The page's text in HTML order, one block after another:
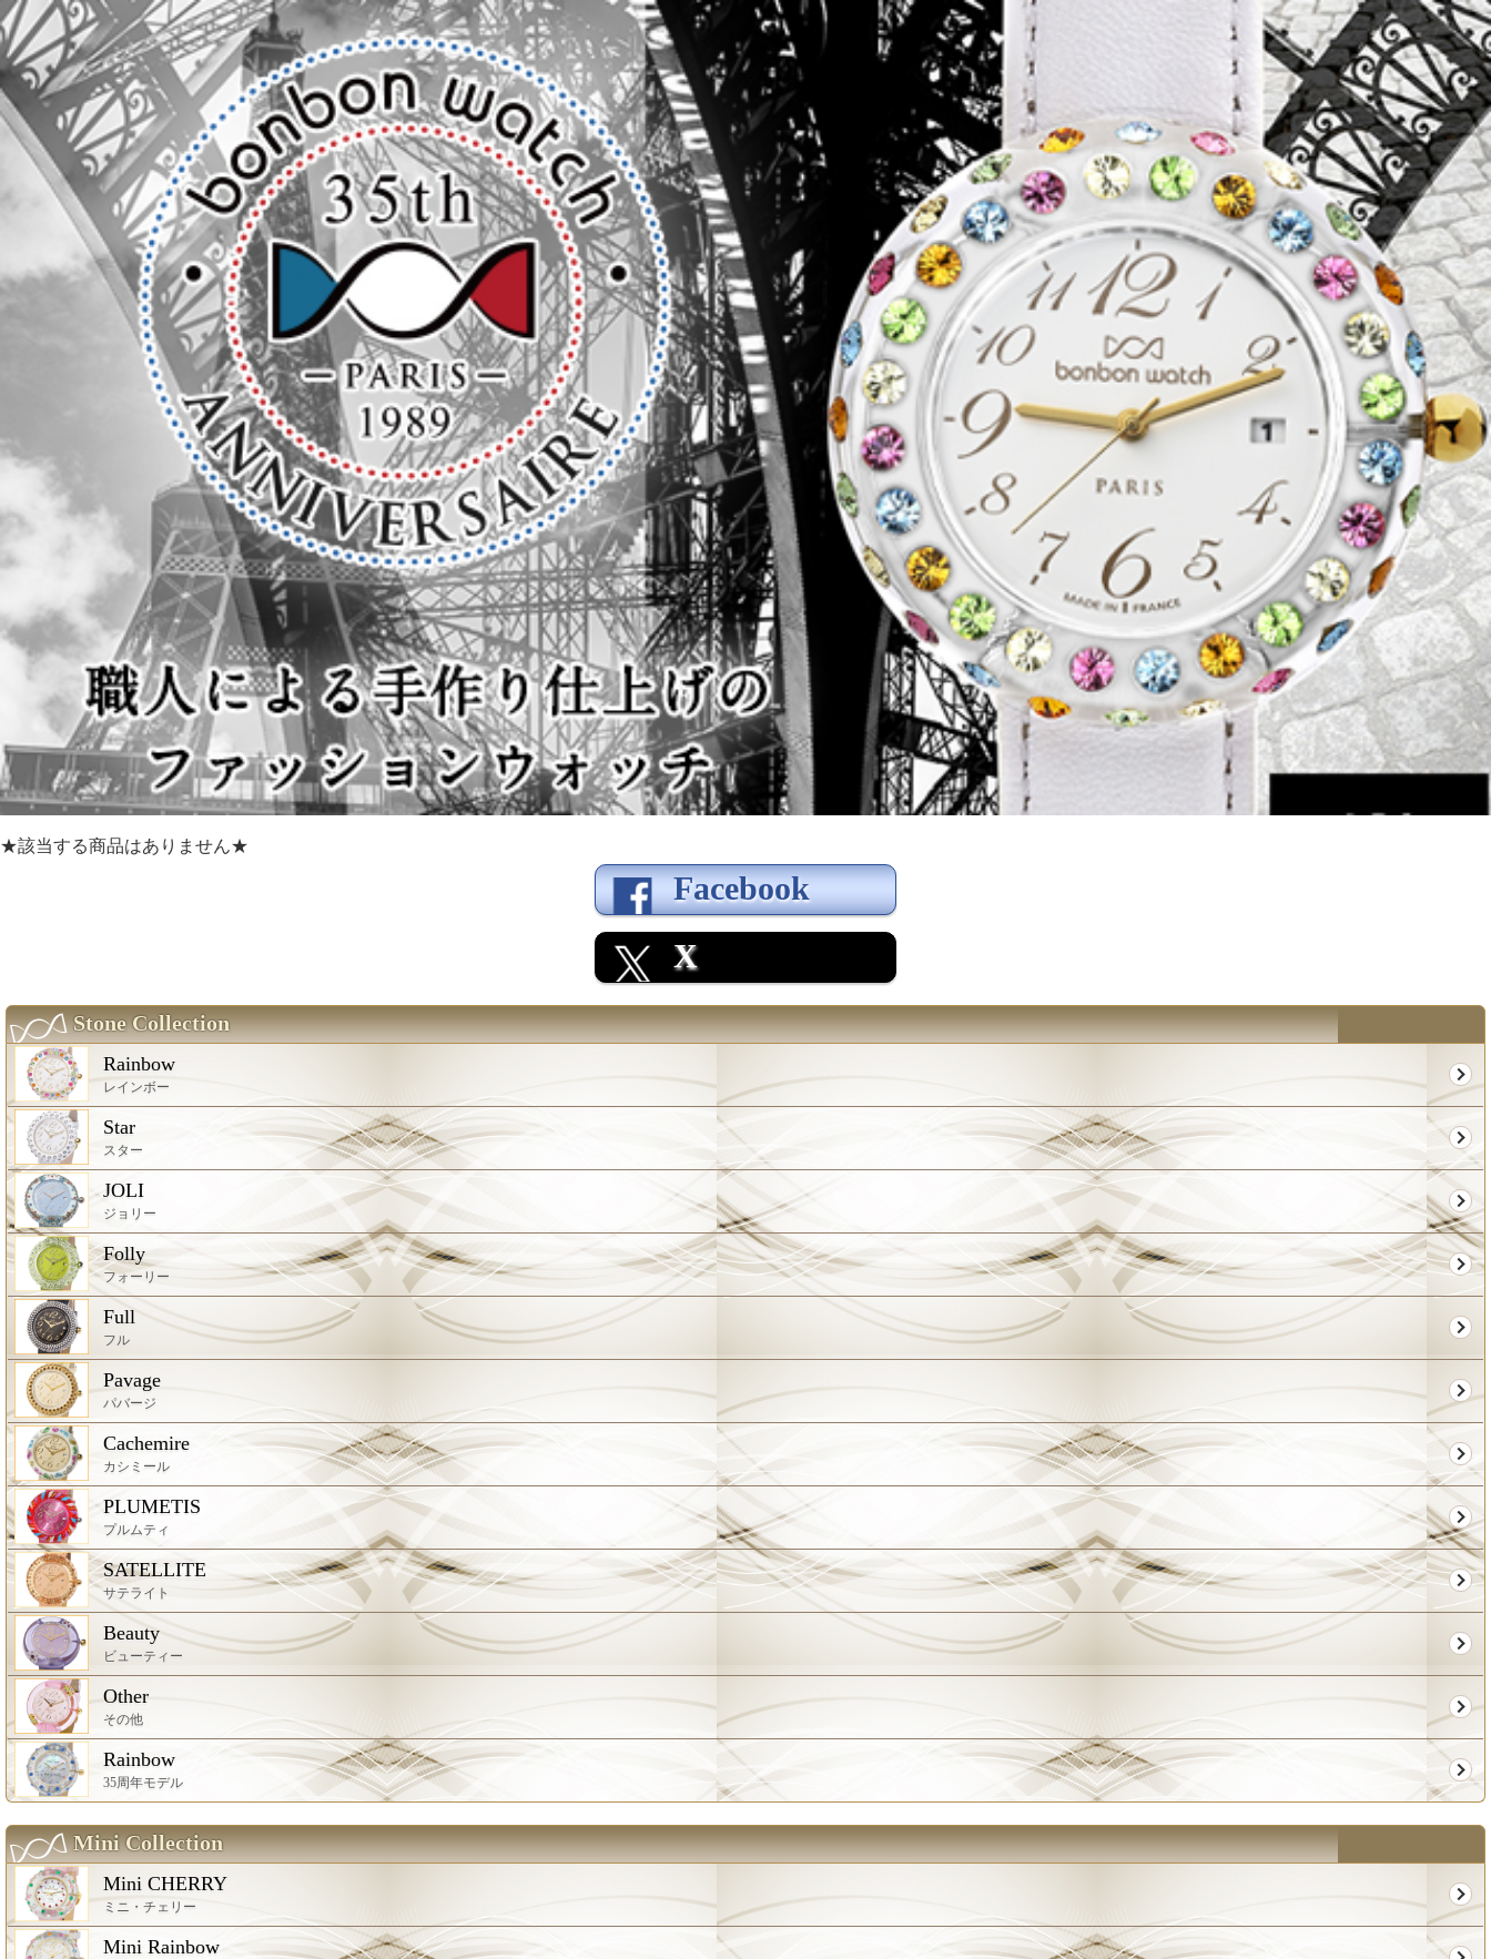
★該当する商品はありません★
Facebook
X
Stone Collection
Rainbow
レインボー
Star
スター
JOLI
ジョリー
Folly
フォーリー
Full
フル
Pavage
パバージ
Cachemire
カシミール
PLUMETIS
プルムティ
SATELLITE
サテライト
Beauty
ビューティー
Other
その他
Rainbow
35周年モデル
Mini Collection
Mini CHERRY
ミニ・チェリー
Mini Rainbow